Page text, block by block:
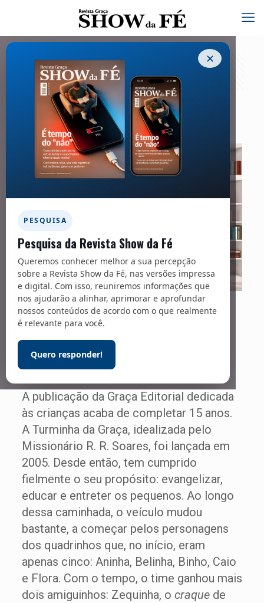
✕
PESQUISA
Pesquisa da Revista Show da Fé
Queremos conhecer melhor a sua percepção
sobre a Revista Show da Fé, nas versões impressa
e digital. Com isso, reuniremos informações que
nos ajudarão a alinhar, aprimorar e aprofundar
nossos conteúdos de acordo com o que realmente
é relevante para você.
Quero responder!
Na prateleira – 255
01/10/2020
Quinze anos
de evangelização e
entretenimento
A publicação da Graça Editorial dedicada
às crianças acaba de completar 15 anos.
A Turminha da Graça, idealizada pelo
Missionário R. R. Soares, foi lançada em
2005. Desde então, tem cumprido
fielmente o seu propósito: evangelizar,
educar e entreter os pequenos. Ao longo
dessa caminhada, o veículo mudou
bastante, a começar pelos personagens
dos quadrinhos que, no início, eram
apenas cinco: Aninha, Belinha, Binho, Caio
e Flora. Com o tempo, o time ganhou mais
dois amiguinhos: Zequinha, o craquede